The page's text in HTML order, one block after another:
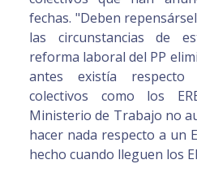
fechas. "Deben
las circunstancias de
reforma laboral del PP
antes existía respecto
colectivos como los
Ministerio de Trabajo no
hacer nada respecto a un
hecho cuando lleguen los